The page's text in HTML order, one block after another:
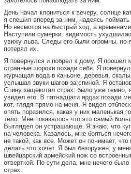
День начал клониться к вечеру, солнце
я спешил вперед за ним, надеясь
Но несмотря на быстрый ход, а временами
Наступили сумерки, видимость
увижу льва. Следы его были огромны, но
потерял их.
Я повернулся и побрел к дому. Я прошел
странные шорохи позади себя. Я
журчащая вода в каньоне, деревья,
услышал звуки шагов за спиной. Я
Спину защекотал страх: было уже темно,
увидел его. В пятнадцати ярдах позади
кот, глядя прямо на меня. Я видел
опять поразился, какая у них маленькая
тело. Мне показалось что это самый
Выглядел он устрашающе. Я знаю, что
на человека. Казалось, мне бояться
не такой, как все. Может он понимает,
делать что хочет. Я был безоружен: у
швейцарский армейский нож со
отверткой. По сути дела, мне нечего было
страх.